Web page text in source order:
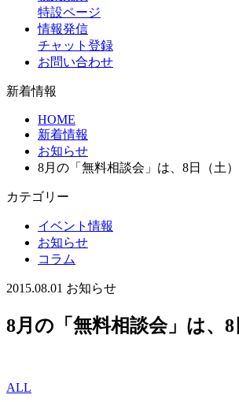
特設ページ
情報発信
チャット登録
お問い合わせ
新着情報
HOME
新着情報
お知らせ
8月の「無料相談会」は、8日（土
カテゴリー
イベント情報
お知らせ
コラム
2015.08.01 お知らせ
8月の「無料相談会」は、
ALL